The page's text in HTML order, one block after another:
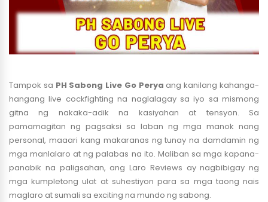
Tampok sa PH Sabong Live Go Perya ang kanilang kahanga-
hangang live cockfighting na naglalagay sa iyo sa mismong
gitna ng nakaka-adik na kasiyahan at tensyon. Sa
pamamagitan ng pagsaksi sa laban ng mga manok nang
personal, maaari kang makaranas ng tunay na damdamin ng
mga manlalaro at ng palabas na ito. Maliban sa mga kapana-
panabik na paligsahan, ang Laro Reviews ay nagbibigay ng
mga kumpletong ulat at suhestiyon para sa mga taong nais
maglaro at sumali sa exciting na mundo ng sabong.